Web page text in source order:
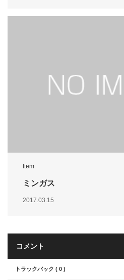
Item
ミンガス
2017.03.15
コメント
トラックバック ( 0 )